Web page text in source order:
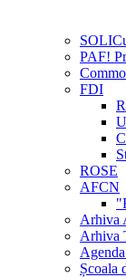
PAF!
FDI
ROSE
AFCN
Arhiva
Arhiva
Școala